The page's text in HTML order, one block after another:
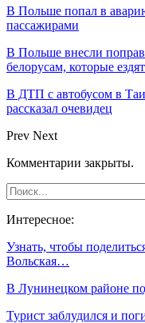
В Польше попал в
пассажирами
В Польше внесли
белорусам, которые
В ДТП с автобусом в
рассказал очевидец
Prev Next
Комментарии закрыты.
Интересное:
Узнать, чтобы
Вольская…
В Лунинецком районе
Турист заблудился и